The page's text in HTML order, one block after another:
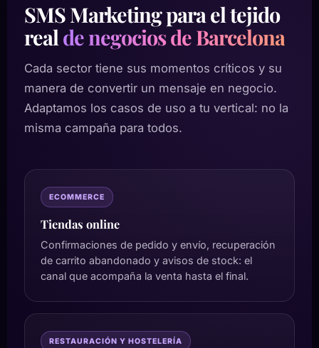
SMS Marketing para el tejido
real de negocios de Barcelona
Cada sector tiene sus momentos críticos y su
manera de convertir un mensaje en negocio.
Adaptamos los casos de uso a tu vertical: no la
misma campaña para todos.
ECOMMERCE
Tiendas online
Confirmaciones de pedido y envío, recuperación
de carrito abandonado y avisos de stock: el
canal que acompaña la venta hasta el final.
RESTAURACIÓN Y HOSTELERÍA